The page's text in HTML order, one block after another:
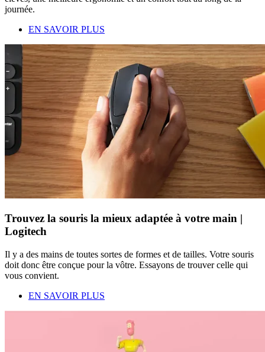
journée.
EN SAVOIR PLUS
Trouvez la souris la mieux adaptée à votre main |
Logitech
Il y a des mains de toutes sortes de formes et de tailles. Votre souris
doit donc être conçue pour la vôtre. Essayons de trouver celle qui
vous convient.
EN SAVOIR PLUS